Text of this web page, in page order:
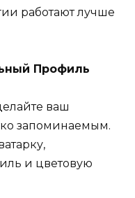
работают лучше
Профиль
ваш
запоминаемым.
и цветовую